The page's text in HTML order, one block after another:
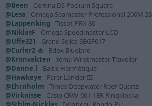
@Been - Certina DS Podium Square
@Lesa - Omega Seamaster Professional 200M
@Lappenking - Tissot PRX 80
@NiklasF - Omega Speedmaster LCD
@Uffe321 - Grand Seiko SBGF017
@Curler2 🥌 - Edox Bluebird
@Kronvakten - Yema Wristmaster Traveller
@Danne.l - Baltic Hermétique
@Hawkeye - Farer Lander III
@Ehrnholm - Timex Deepwater Reef Quartz
@Virknisse - Casio CRW-001-1ER Ringklocka